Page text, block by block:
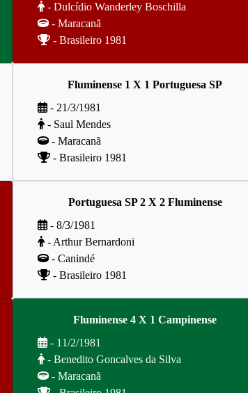
- Dulcídio Wanderley Boschilla
- Maracanã
- Brasileiro 1981
Fluminense 1 X 1 Portuguesa SP
- 21/3/1981
- Saul Mendes
- Maracanã
- Brasileiro 1981
Portuguesa SP 2 X 2 Fluminense
- 8/3/1981
- Arthur Bernardoni
- Canindé
- Brasileiro 1981
Fluminense 4 X 1 Campinense
- 11/2/1981
- Benedito Goncalves da Silva
- Maracanã